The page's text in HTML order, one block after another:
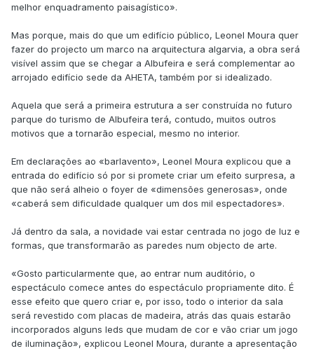
melhor enquadramento paisagístico».
Mas porque, mais do que um edifício público, Leonel Moura quer
fazer do projecto um marco na arquitectura algarvia, a obra será
visível assim que se chegar a Albufeira e será complementar ao
arrojado edifício sede da AHETA, também por si idealizado.
Aquela que será a primeira estrutura a ser construída no futuro
parque do turismo de Albufeira terá, contudo, muitos outros
motivos que a tornarão especial, mesmo no interior.
Em declarações ao «barlavento», Leonel Moura explicou que a
entrada do edifício só por si promete criar um efeito surpresa, a
que não será alheio o foyer de «dimensões generosas», onde
«caberá sem dificuldade qualquer um dos mil espectadores».
Já dentro da sala, a novidade vai estar centrada no jogo de luz e
formas, que transformarão as paredes num objecto de arte.
«Gosto particularmente que, ao entrar num auditório, o
espectáculo comece antes do espectáculo propriamente dito. É
esse efeito que quero criar e, por isso, todo o interior da sala
será revestido com placas de madeira, atrás das quais estarão
incorporados alguns leds que mudam de cor e vão criar um jogo
de iluminação», explicou Leonel Moura, durante a apresentação